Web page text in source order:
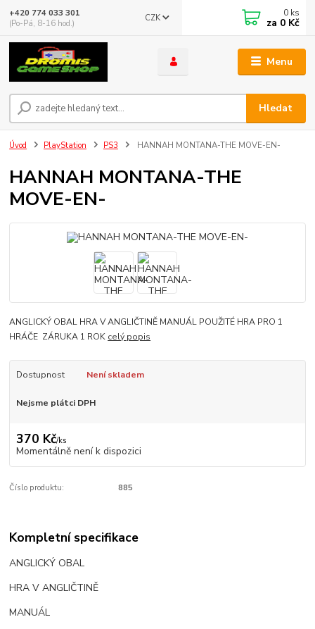
Menu
CZK
Hledat
+420 774 033 301
(Po-Pá, 8-16 hod.)
0 ks
za 0 Kč
Úvod PlayStation PS3 HANNAH MONTANA-THE MOVE-EN-
HANNAH MONTANA-THE
MOVE-EN-
ANGLICKÝ OBAL HRA V ANGLIČTINĚ MANUÁL POUŽITÉ HRA PRO 1
HRÁČE ZÁRUKA 1 ROK celý popis
Dostupnost Není skladem
Nejsme plátci DPH
370 Kč/ks
Momentálně není k dispozici
Číslo produktu: 885
Kompletní specifikace
ANGLICKÝ OBAL
HRA V ANGLIČTINĚ
MANUÁL